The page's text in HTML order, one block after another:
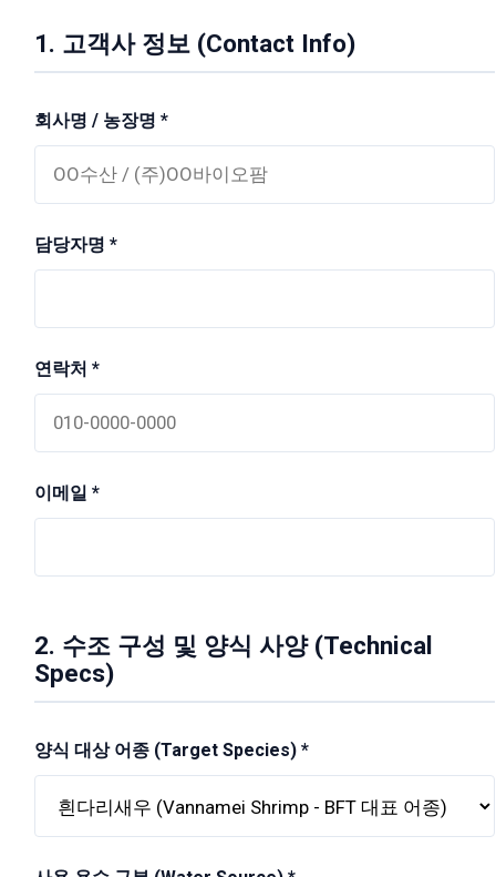
1. 고객사 정보 (Contact Info)
회사명 / 농장명 *
담당자명 *
연락처 *
이메일 *
2. 수조 구성 및 양식 사양 (Technical
Specs)
양식 대상 어종 (Target Species) *